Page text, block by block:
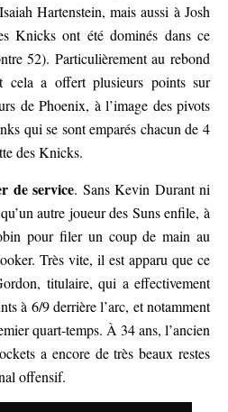
Hartenstein, mais aussi à Josh
Knicks ont été dominés dans ce
52). Particulièrement au rebond
a offert plusieurs points sur
de Phoenix, à l’image des pivots
qui se sont emparés chacun de 4
des Knicks.
de service. Sans Kevin Durant ni
autre joueur des Suns enfile, à
pour filer un coup de main au
Très vite, il est apparu que ce
titulaire, qui a effectivement
à 6/9 derrière l’arc, et notamment
quart-temps. À 34 ans, l’ancien
a encore de très beaux restes
offensif.